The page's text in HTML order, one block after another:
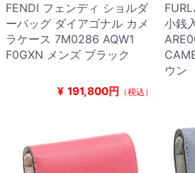
FENDI フェンディ ショルダ
ーバッグ ダイアゴナル カメ
ラケース 7M0286 AQW1
F0GXN メンズ ブラック
¥ 191,800円 （税込）
小銭
ウン